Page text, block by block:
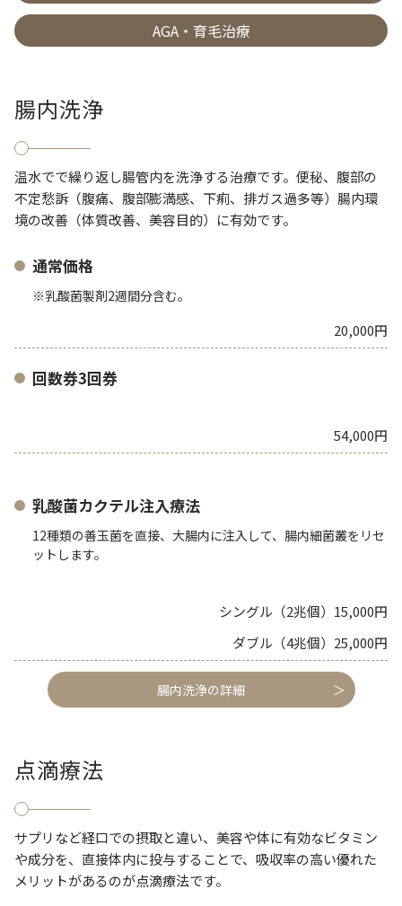
AGA・育毛治療
腸内洗浄
温水でで繰り返し腸管内を洗浄する治療です。便秘、腹部の
不定愁訴（腹痛、腹部膨満感、下痢、排ガス過多等）腸内環
境の改善（体質改善、美容目的）に有効です。
通常価格
※乳酸菌製剤2週間分含む。
20,000円
回数券3回券
54,000円
乳酸菌カクテル注入療法
12種類の善玉菌を直接、大腸内に注入して、腸内細菌叢をリセ
ットします。
シングル（2兆個）15,000円
ダブル（4兆個）25,000円
腸内洗浄の詳細
点滴療法
サプリなど経口での摂取と違い、美容や体に有効なビタミン
や成分を、直接体内に投与することで、吸収率の高い優れた
メリットがあるのが点滴療法です。